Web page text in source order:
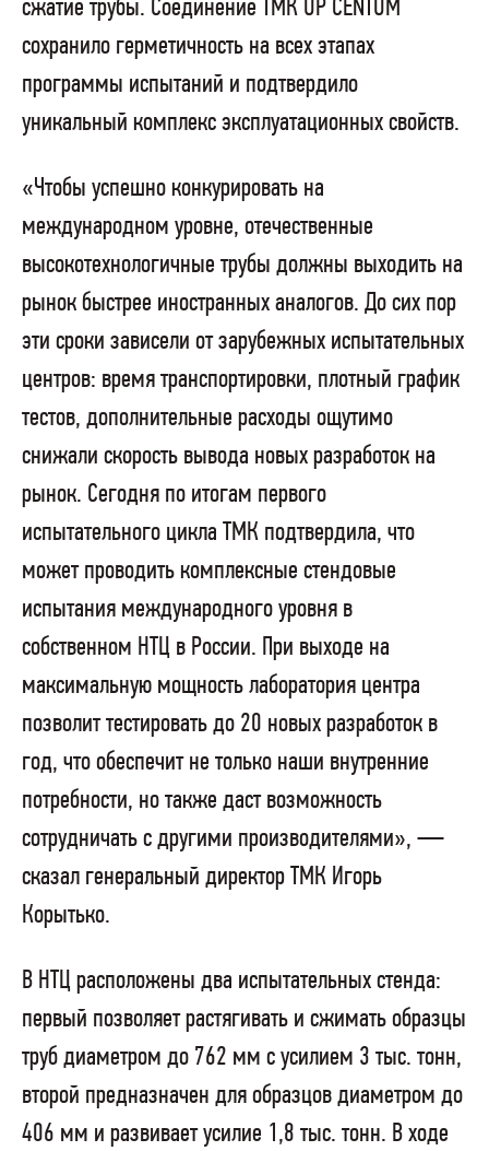
сжатие трубы. Соединение ТМК UP CENTUM
сохранило герметичность на всех этапах
программы испытаний и подтвердило
уникальный комплекс эксплуатационных свойств.
«Чтобы успешно конкурировать на
международном уровне, отечественные
высокотехнологичные трубы должны выходить на
рынок быстрее иностранных аналогов. До сих пор
эти сроки зависели от зарубежных испытательных
центров: время транспортировки, плотный график
тестов, дополнительные расходы ощутимо
снижали скорость вывода новых разработок на
рынок. Сегодня по итогам первого
испытательного цикла ТМК подтвердила, что
может проводить комплексные стендовые
испытания международного уровня в
собственном НТЦ в России. При выходе на
максимальную мощность лаборатория центра
позволит тестировать до 20 новых разработок в
год, что обеспечит не только наши внутренние
потребности, но также даст возможность
сотрудничать с другими производителями», —
сказал генеральный директор ТМК Игорь
Корытько.
В НТЦ расположены два испытательных стенда:
первый позволяет растягивать и сжимать образцы
труб диаметром до 762 мм с усилием 3 тыс. тонн,
второй предназначен для образцов диаметром до
406 мм и развивает усилие 1,8 тыс. тонн. В ходе